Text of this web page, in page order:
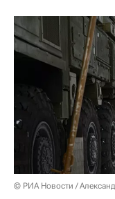
© РИА Новости /